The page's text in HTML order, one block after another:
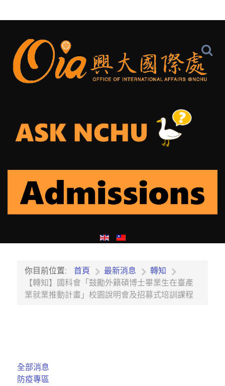
你目前位置: 首頁 最新消息
轉知
【轉知】國科會「鼓勵外籍碩博士畢業生在臺產
業就業推動計畫」校園說明會及招募式培訓課程
全部消息
防疫專區